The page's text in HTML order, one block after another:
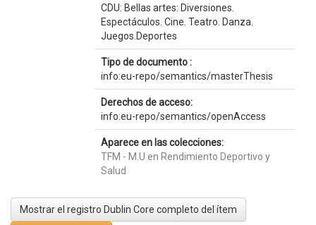
CDU: Bellas artes: Diversiones.
Espectáculos. Cine. Teatro. Danza.
Juegos.Deportes
Tipo de documento :
info:eu-repo/semantics/masterThesis
Derechos de acceso:
info:eu-repo/semantics/openAccess
Aparece en las colecciones:
TFM - M.U en Rendimiento Deportivo y
Salud
Mostrar el registro Dublin Core completo del ítem